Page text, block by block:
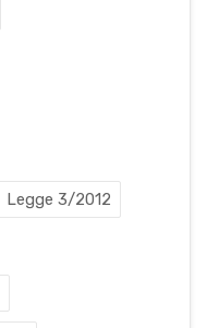
Legge 3/2012